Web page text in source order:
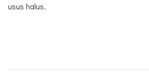
usus halus.